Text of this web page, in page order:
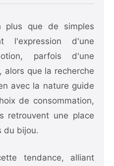
plus que de simples
l'expression d'une
parfois d'une
alors que la recherche
avec la nature guide
de consommation,
retrouvent une place
du bijou.
tendance, alliant